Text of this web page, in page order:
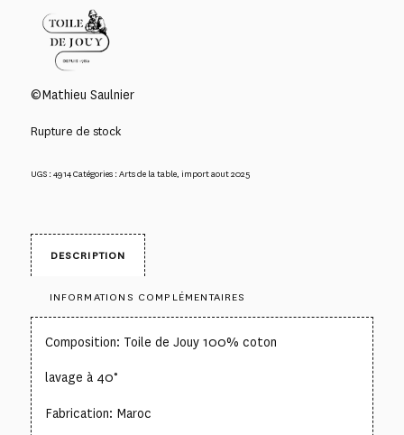
©Mathieu Saulnier
Rupture de stock
UGS :4914Catégories :Arts de la table, import aout 2025
DESCRIPTION
INFORMATIONS COMPLÉMENTAIRES
Composition: Toile de Jouy 100% coton
lavage à 40°
Fabrication: Maroc